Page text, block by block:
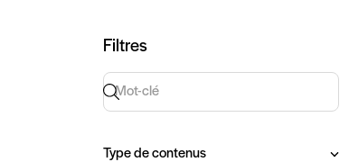
Filtres
Recherche par mot-clé
Type de contenus